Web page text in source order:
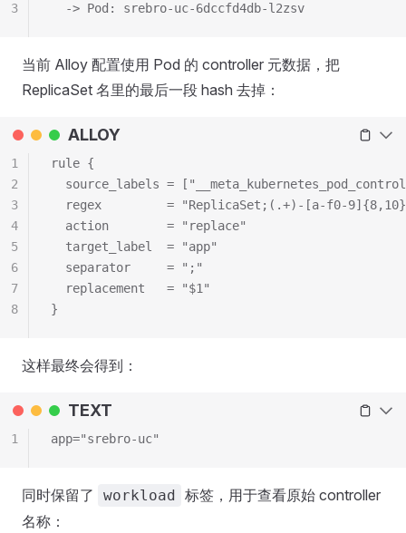
  -> Pod: srebro-uc-6dccfd4db-l2zsv
3
当前 Alloy 配置使用 Pod 的 controller 元数据，把
ReplicaSet 名里的最后一段 hash 去掉：
ALLOY
rule {
source_labels =
regex         = "ReplicaSet;(.+)-[a-f0-
  action        = "replace"
  target_label  = "app"
  separator     = ";"
  replacement   = "$1"
}
1
2
3
4
5
6
7
8
这样最终会得到：
TEXT
app="srebro-uc"
1
同时保留了 workload 标签，用于查看原始 controller
名称：